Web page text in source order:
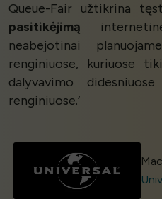
Queue-Fair užtikrina
pasitikėjimą
neabejotinai
renginiuose, kuriuose
dalyvavimo
renginiuose.’